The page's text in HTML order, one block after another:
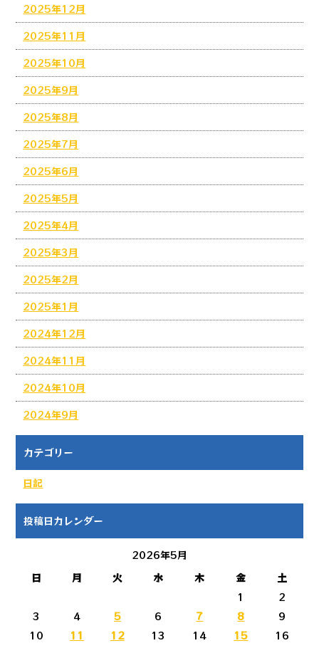
2025年12月
2025年11月
2025年10月
2025年9月
2025年8月
2025年7月
2025年6月
2025年5月
2025年4月
2025年3月
2025年2月
2025年1月
2024年12月
2024年11月
2024年10月
2024年9月
カテゴリー
日記
投稿日カレンダー
2026年5月
日
月 火 水 木 金
土
1
2
3
4 5 6 7 8
9
10
11 12 13 14 15
16